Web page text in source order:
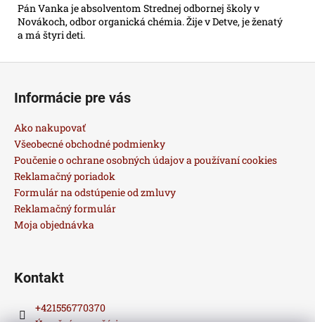
Pán Vanka je absolventom Strednej odbornej školy v
Novákoch, odbor organická chémia. Žije v Detve, je ženatý
a má štyri deti.
Informácie pre vás
Ako nakupovať
Všeobecné obchodné podmienky
Poučenie o ochrane osobných údajov a používaní cookies
Reklamačný poriadok
Formulár na odstúpenie od zmluvy
Reklamačný formulár
Moja objednávka
Kontakt
+421556770370